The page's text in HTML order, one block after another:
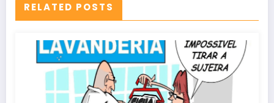
RELATED POSTS